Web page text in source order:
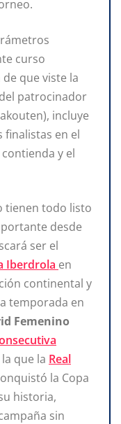
curso
que viste la
patrocinador
incluye
finalistas en el
y el
tienen todo listo
desde
ser el
Iberdrola en
continental y
temporada en
Femenino
que la Real
la Copa
historia,
sin